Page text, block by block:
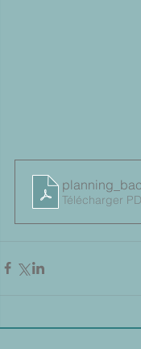
Télécharger